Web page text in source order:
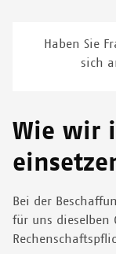
Haben Sie
sich
Wie wir
Bei der
für uns dieselben